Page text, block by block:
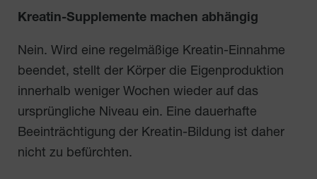
Kreatin-Supplemente machen abhängig
Nein. Wird eine regelmäßige Kreatin-Einnahme
beendet, stellt der Körper die Eigenproduktion
innerhalb weniger Wochen wieder auf das
ursprüngliche Niveau ein. Eine dauerhafte
Beeinträchtigung der Kreatin-Bildung ist daher
nicht zu befürchten.